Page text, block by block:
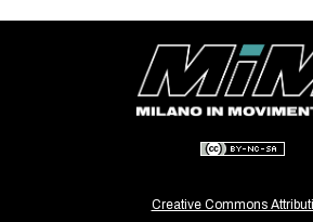
Creative Commons